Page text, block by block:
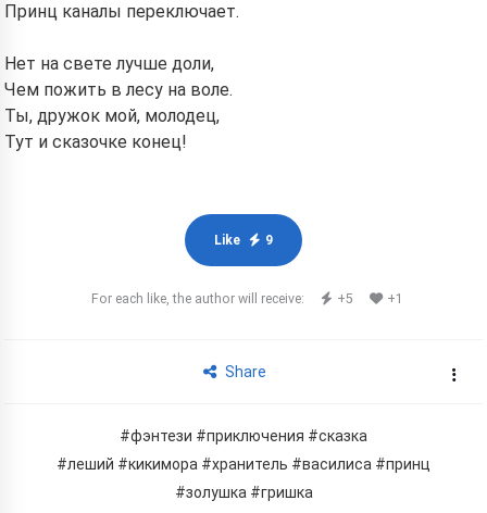
Принц каналы переключает.
Нет на свете лучше доли,
Чем пожить в лесу на воле.
Ты, дружок мой, молодец,
Тут и сказочке конец!
Like 9
For each like, the author will receive: +5 +1
Share
#фэнтези #приключения #сказка
#леший #кикимора #хранитель #василиса #принц
#золушка #гришка